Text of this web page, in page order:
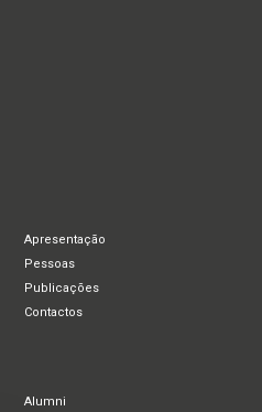
Apresentação
Pessoas
Publicações
Contactos
Alumni